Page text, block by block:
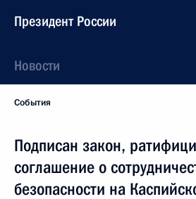
Президент России
Новости
События
Подписан закон,
соглашение о
безопасности на